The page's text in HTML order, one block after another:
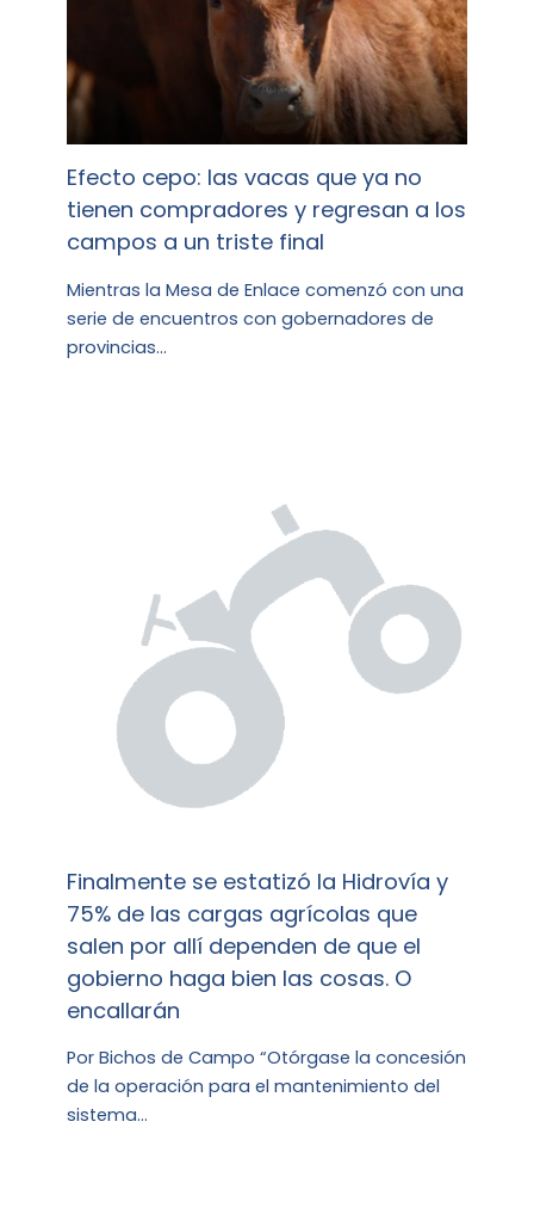
Efecto cepo: las vacas que ya no
tienen compradores y regresan a los
campos a un triste final
Mientras la Mesa de Enlace comenzó con una
serie de encuentros con gobernadores de
provincias…
Finalmente se estatizó la Hidrovía y
75% de las cargas agrícolas que
salen por allí dependen de que el
gobierno haga bien las cosas. O
encallarán
Por Bichos de Campo “Otórgase la concesión
de la operación para el mantenimiento del
sistema…